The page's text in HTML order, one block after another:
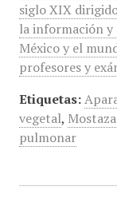
siglo XIX
la información y
México y el
profesores y
Etiquetas:
vegetal,
pulmonar